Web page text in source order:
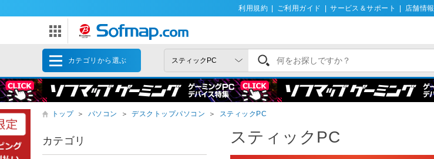
利用規約 ご利用ガイド サービス＆サポート 店舗情報
カテゴリから選ぶ
トップ ＞ パソコン ＞ デスクトップパソコン ＞ スティックPC
スティックPC
カテゴリ